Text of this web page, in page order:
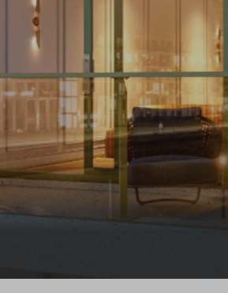
Duurzaamheid Parkeren: